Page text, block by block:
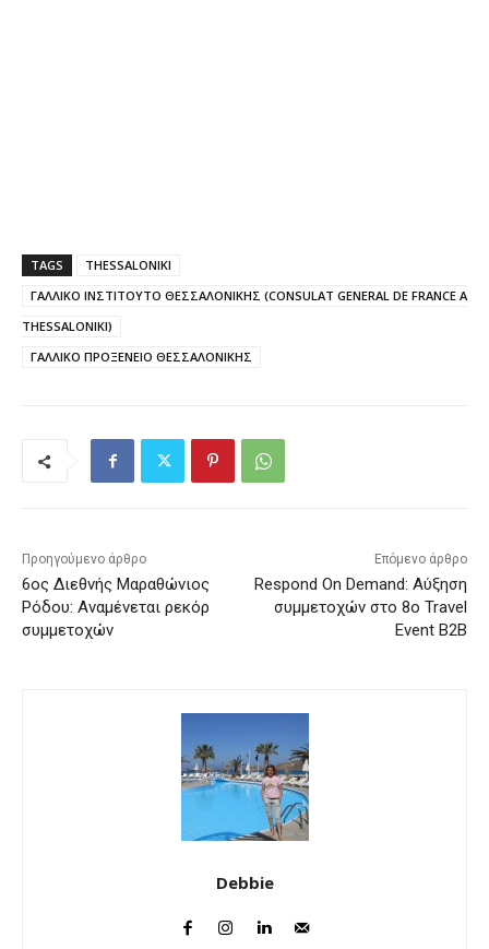
TAGS
THESSALONIKI
ΓΑΛΛΙΚΟ ΙΝΣΤΙΤΟΥΤΟ ΘΕΣΣΑΛΟΝΙΚΗΣ (CONSULAT GENERAL DE FRANCE A
THESSALONIKI)
ΓΑΛΛΙΚΟ ΠΡΟΞΕΝΕΙΟ ΘΕΣΣΑΛΟΝΙΚΗΣ
Προηγούμενο άρθρο
6ος Διεθνής Μαραθώνιος
Ρόδου: Αναμένεται ρεκόρ
συμμετοχών
Επόμενο άρθρο
Respond On Demand: Αύξηση
συμμετοχών στο 8o Travel
Event B2B
Debbie